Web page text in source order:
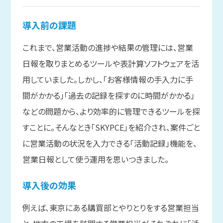
導入前の課題
これまで、営業活動の進捗や結果の管理には、営業
日報を取りまとめるツールや表計算ソフトウェアを活
用していました。しかし、「お客様情報の手入力に手
間がかかる」「過去の記録を探すのに時間がかかる」
などの問題から、より効率的に管理できるツールを探
すことに。そんなとき「SKYPCE」を紹介され、案件ごと
に営業活動の状況を入力できる「活動記録」機能を、
営業日報として使う運用を思いつきました。
導入後の効果
例えば、東京にある購買部とやりとりをする営業担当